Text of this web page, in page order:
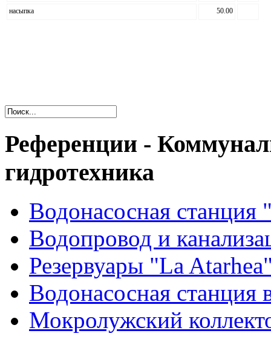
насыпка 50.00
Референции -
гидротехника
Водонасосная
Водопровод и
Резервуары "La
Водонасосная
Мокролужский